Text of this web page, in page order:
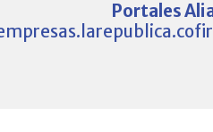
Portales